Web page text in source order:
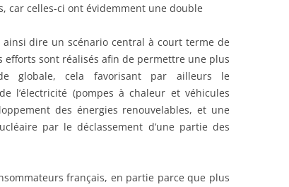
car celles-ci ont évidemment une double
dire un scénario central à court terme de
efforts sont réalisés afin de permettre une plus
globale, cela favorisant par ailleurs le
l’électricité (pompes à chaleur et véhicules
des énergies renouvelables, et une
par le déclassement d’une partie des
français, en partie parce que plus